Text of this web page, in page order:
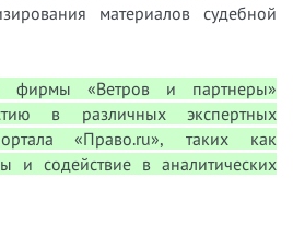
материалов судебной
фирмы «Ветров и партнеры»
в различных экспертных
«Право.ru», таких как
и содействие в аналитических